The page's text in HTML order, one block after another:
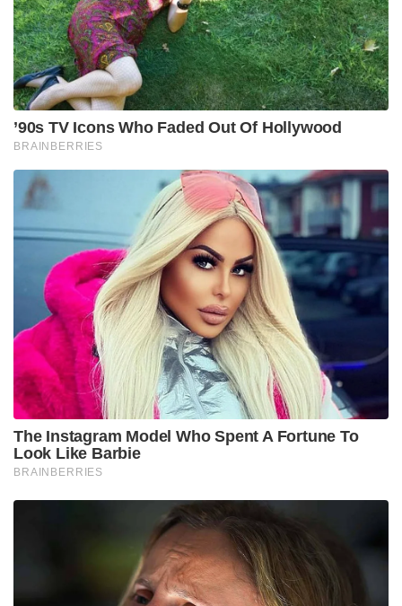
’90s TV Icons Who Faded Out Of Hollywood
BRAINBERRIES
The Instagram Model Who Spent A Fortune To
Look Like Barbie
BRAINBERRIES